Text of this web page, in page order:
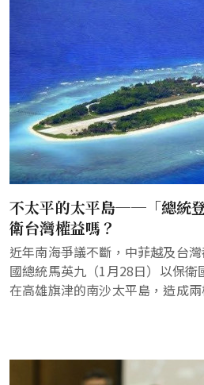
不太平的太平島──「總統
衛台灣權益嗎？
近年南海爭議不斷，中菲越及台
國總統馬英九（1月28日）以保衛
在高雄旗津的南沙太平島，造成